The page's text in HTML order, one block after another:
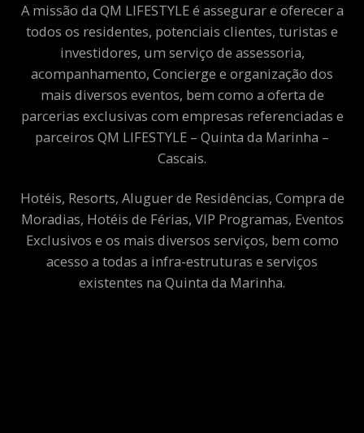
A missão da QM LIFESTYLE é assegurar e oferecer a
todos os residentes, potenciais clientes, turistas e
investidores, um serviço de assessoria,
acompanhamento, Concierge e organização dos
mais diversos eventos, bem como a oferta de
parcerias exclusivas com empresas referenciadas e
parceiros QM LIFESTYLE – Quinta da Marinha –
Cascais.
Hotéis, Resorts, Aluguer de Residências, Compra de
Moradias, Hotéis de Férias, VIP Programas, Eventos
Exclusivos e os mais diversos serviços, bem como
acesso a todas a infra-estruturas e serviços
existentes na Quinta da Marinha.